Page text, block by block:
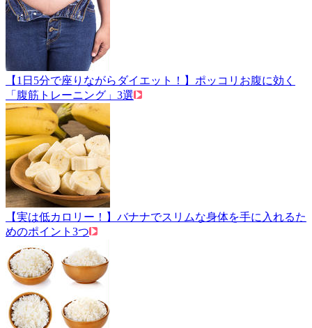
【1日5分で座りながらダイエット！】ポッコリお腹に効く
「腹筋トレーニング」3選
【実は低カロリー！】バナナでスリムな身体を手に入れるた
めのポイント3つ